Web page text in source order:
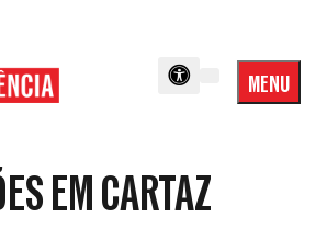
MENU
Menu
EM CARTAZ